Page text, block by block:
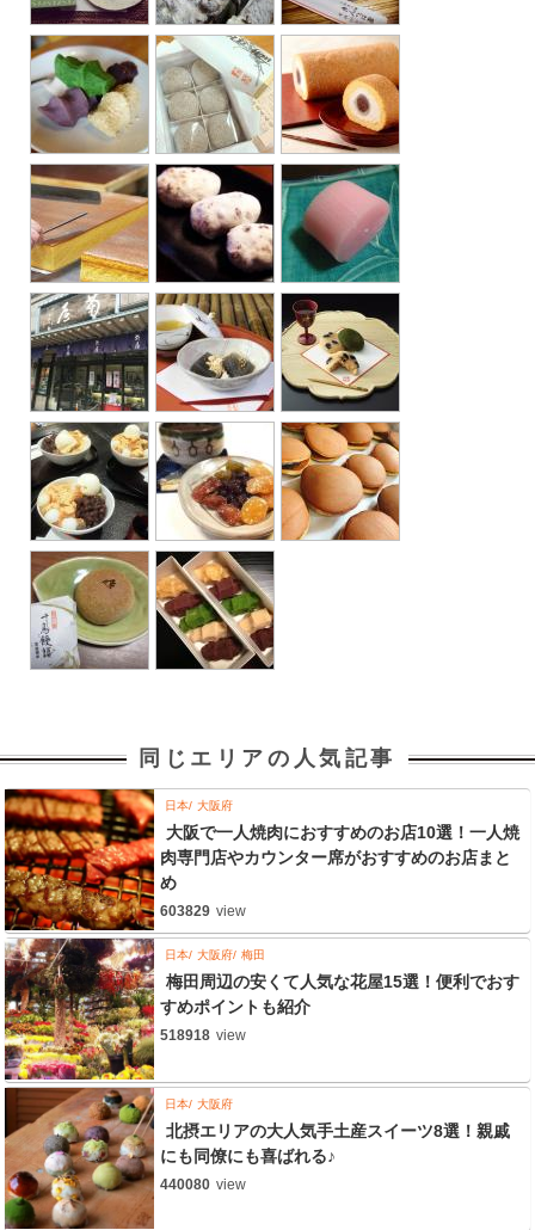
同じエリアの人気記事
日本 大阪府
大阪で一人焼肉におすすめのお店10選！一人焼
肉専門店やカウンター席がおすすめのお店まと
め
603829 view
日本 大阪府 梅田
梅田周辺の安くて人気な花屋15選！便利でおす
すめポイントも紹介
518918 view
日本 大阪府
北摂エリアの大人気手土産スイーツ8選！親戚
にも同僚にも喜ばれる♪
440080 view